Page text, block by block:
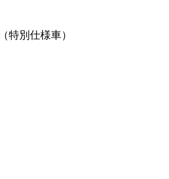
別仕様車）